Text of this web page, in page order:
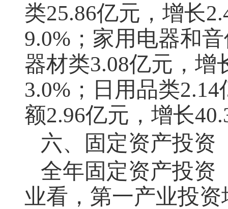
类25.86亿元，增长
9.0% ；家用电器和
器材类3.08亿元，增
3.0% ；日用品类2.14
额2.96亿元，增长
六、固定资产投资
全年固定资产投资
业看，第一产业投资